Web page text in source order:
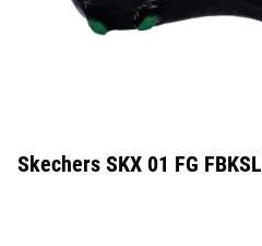
Skechers SKX 01 FG FBKSL